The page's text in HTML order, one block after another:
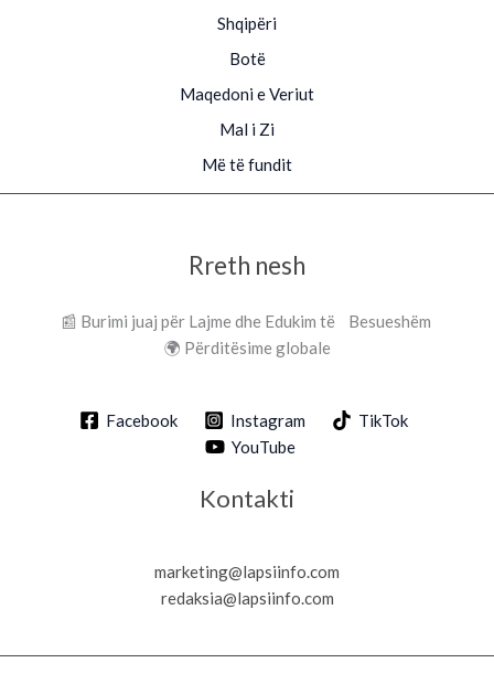
Shqipëri
Botë
Maqedoni e Veriut
Mal i Zi
Më të fundit
Rreth nesh
📰 Burimi juaj për Lajme dhe Edukim të Besueshëm
🌍 Përditësime globale
Facebook Instagram
TikTok
YouTube
Kontakti
marketing@lapsiinfo.com
redaksia@lapsiinfo.com